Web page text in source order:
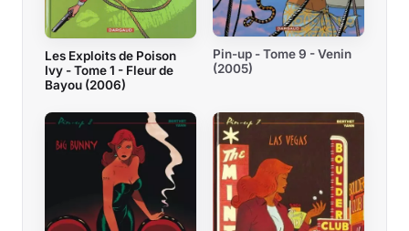
Les Exploits de Poison
Ivy - Tome 1 - Fleur de
Bayou (2006)
Pin-up - Tome 9 - Venin
(2005)